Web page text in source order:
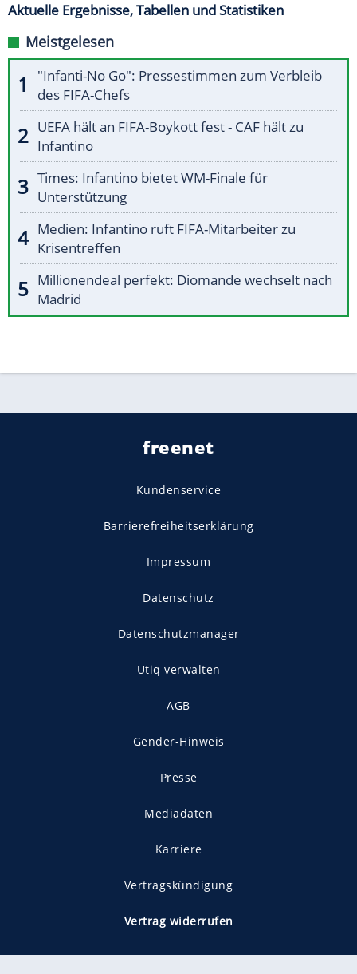
Aktuelle Ergebnisse, Tabellen und Statistiken
Meistgelesen
"Infanti-No Go": Pressestimmen zum Verbleib
des FIFA-Chefs
UEFA hält an FIFA-Boykott fest - CAF hält zu
Infantino
Times: Infantino bietet WM-Finale für
Unterstützung
Medien: Infantino ruft FIFA-Mitarbeiter zu
Krisentreffen
Millionendeal perfekt: Diomande wechselt nach
Madrid
freenet
Kundenservice
Barrierefreiheitserklärung
Impressum
Datenschutz
Datenschutzmanager
Utiq verwalten
AGB
Gender-Hinweis
Presse
Mediadaten
Karriere
Vertragskündigung
Vertrag widerrufen